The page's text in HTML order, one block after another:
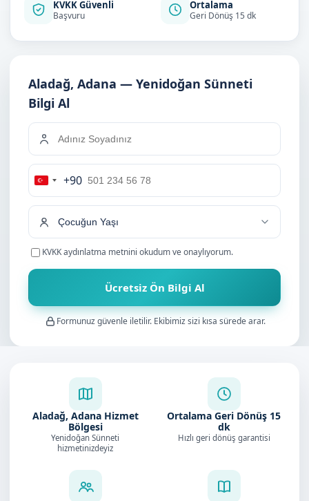
KVKK Güvenli
Başvuru
Ortalama
Geri Dönüş 15 dk
Aladağ, Adana — Yenidoğan Sünneti
Bilgi Al
Turkey
+90
+90
KVKK aydınlatma metnini okudum ve onaylıyorum.
Ücretsiz Ön Bilgi Al
Formunuz güvenle iletilir. Ekibimiz sizi kısa sürede arar.
Aladağ, Adana Hizmet
Bölgesi
Yenidoğan Sünneti
hizmetinizdeyiz
Ortalama Geri Dönüş 15
dk
Hızlı geri dönüş garantisi